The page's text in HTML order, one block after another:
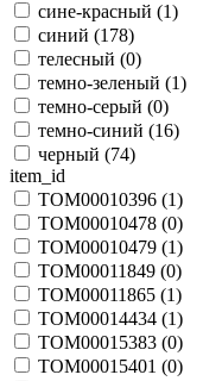
сине-красный (1)
синий (178)
телесный (0)
темно-зеленый (1)
темно-серый (0)
темно-синий (16)
черный (74)
item_id
TOM00010396 (1)
TOM00010478 (0)
TOM00010479 (1)
TOM00011849 (0)
TOM00011865 (1)
TOM00014434 (1)
TOM00015383 (0)
TOM00015401 (0)